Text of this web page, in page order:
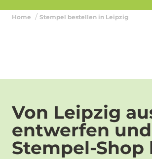
Home Stempel bestellen in Leipzig
Von Leipzig
entwerfen
Stempel-Shop